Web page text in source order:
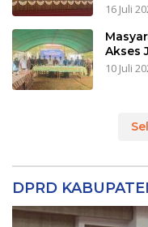
16 Juli
Akses
10 Juli
DPRD